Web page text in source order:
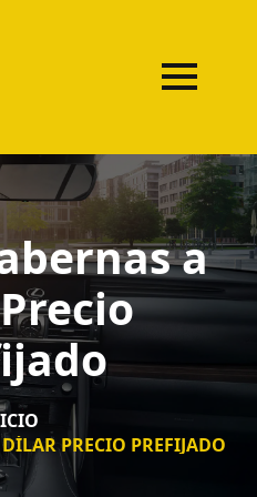
a
PRECIO PREFIJADO